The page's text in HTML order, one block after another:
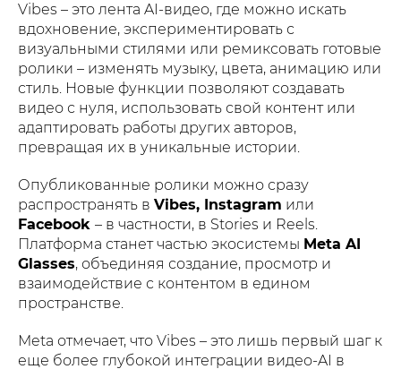
Vibes – это лента AI-видео, где можно искать
вдохновение, экспериментировать с
визуальными стилями или ремиксовать готовые
ролики – изменять музыку, цвета, анимацию или
стиль. Новые функции позволяют создавать
видео с нуля, использовать свой контент или
адаптировать работы других авторов,
превращая их в уникальные истории.
Опубликованные ролики можно сразу
распространять в Vibes, Instagram или
Facebook – в частности, в Stories и Reels.
Платформа станет частью экосистемы Meta AI
Glasses, объединяя создание, просмотр и
взаимодействие с контентом в едином
пространстве.
Meta отмечает, что Vibes – это лишь первый шаг к
еще более глубокой интеграции видео-AI в